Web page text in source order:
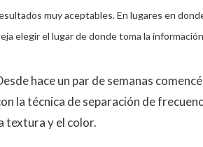
muy aceptables. En lugares en
elegir el lugar de donde toma la
hace un par de semanas
la técnica de separación de
textura y el color.